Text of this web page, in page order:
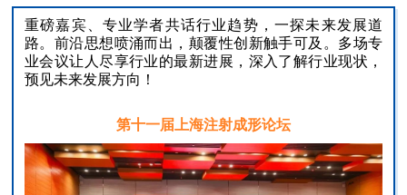
重磅嘉宾、专业学者共话行业趋势，一探未来发展道
路。前沿思想喷涌而出，颠覆性创新触手可及。多场专
业会议让人尽享行业的最新进展，深入了解行业现状，
预见未来发展方向！
第十一届上海注射成形论坛